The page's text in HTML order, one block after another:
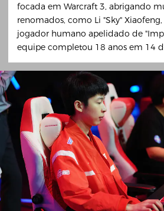
focada em Warcraft 3, abrigando
renomados, como Li "Sky"
jogador humano apelidado de
equipe completou 18 anos em 14